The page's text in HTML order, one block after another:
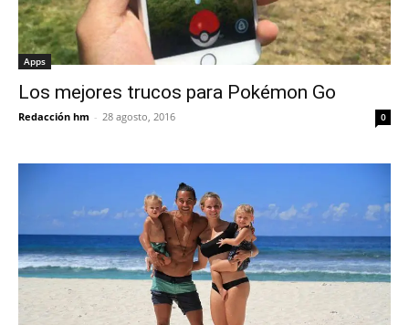
Apps
Los mejores trucos para Pokémon Go
Redacción hm - 28 agosto, 2016 0